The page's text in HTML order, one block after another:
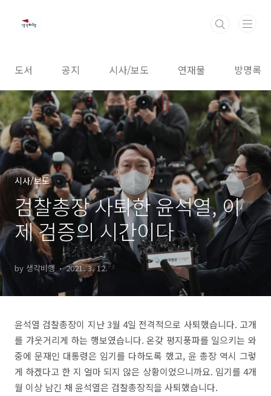
도서 공지 시사/보도 연재물 방명록
시사/보도
검찰총장 사퇴한 윤석열, 이
제 검증의 시간이다
by 생각비행 2021. 3. 12.
윤석열 검찰총장이 지난 3월 4일 전격적으로 사퇴했습니다. 고개
를 갸웃거리게 하는 행보였습니다. 온갖 평지풍파를 일으키는 와
중에 문재인 대통령은 임기를 다하도록 했고, 윤 총장 역시 그렇
게 하겠다고 한 지 얼마 되지 않은 상황이었으니까요. 임기를 4개
월 이상 남긴 채 윤석열은 검찰총장직을 사퇴했습니다.